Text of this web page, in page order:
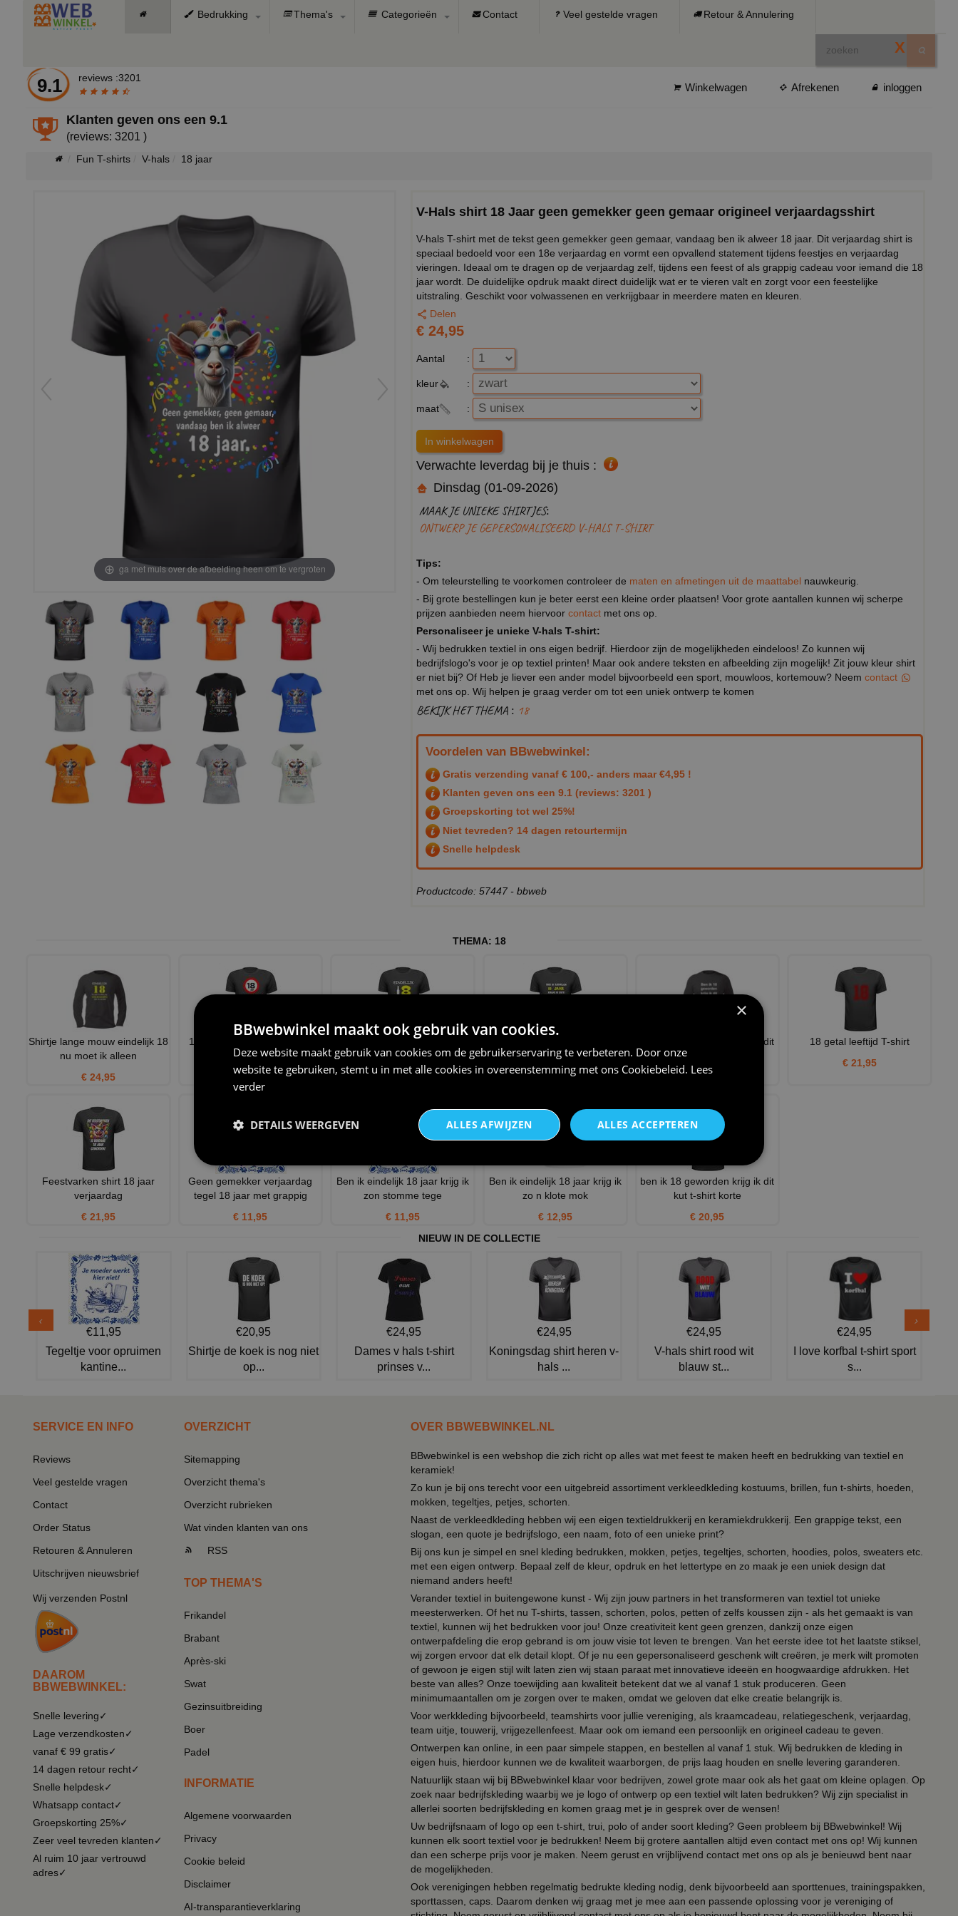
Bedrukking Thema's Categorieën Contact Veel gestelde vragen Retour & Annulering
X
9.1 reviews :3201
Winkelwagen Afrekenen inloggen
Klanten geven ons een9.1
(reviews: 3201 )
Fun T-shirts V-hals 18 jaar
ga met muis over de afbeelding heen om te vergroten
V-Hals shirt 18 Jaar geen gemekker geen gemaar origineel verjaardagsshirt
V-hals T-shirt met de tekst geen gemekker geen gemaar, vandaag ben ik alweer 18 jaar. Dit verjaardag shirt is
speciaal bedoeld voor een 18e verjaardag en vormt een opvallend statement tijdens feestjes en verjaardag
vieringen. Ideaal om te dragen op de verjaardag zelf, tijdens een feest of als grappig cadeau voor iemand die 18
jaar wordt. De duidelijke opdruk maakt direct duidelijk wat er te vieren valt en zorgt voor een feestelijke
uitstraling. Geschikt voor volwassenen en verkrijgbaar in meerdere maten en kleuren.
Delen
€ 24,95
Aantal :
kleur :
maat :
Verwachte leverdag bij je thuis :
Dinsdag (01-09-2026)
MAAK JE UNIEKE SHIRTJES:
ONTWERP JE GEPERSONALISEERD V-HALS T-SHIRT
Tips:
- Om teleurstelling te voorkomen controleer de maten en afmetingen uit de maattabel nauwkeurig.
- Bij grote bestellingen kun je beter eerst een kleine order plaatsen! Voor grote aantallen kunnen wij scherpe
prijzen aanbieden neem hiervoor contact met ons op.
Personaliseer je unieke V-hals T-shirt:
- Wij bedrukken textiel in ons eigen bedrijf. Hierdoor zijn de mogelijkheden eindeloos! Zo kunnen wij
bedrijfslogo's voor je op textiel printen! Maar ook andere teksten en afbeelding zijn mogelijk! Zit jouw kleur shirt
er niet bij? Of Heb je liever een ander model bijvoorbeeld een sport, mouwloos, kortemouw? Neem contact
met ons op. Wij helpen je graag verder om tot een uniek ontwerp te komen
BEKIJK HET THEMA : 18
Voordelen van BBwebwinkel:
Gratis verzending vanaf € 100,- anders maar €4,95 !
Klanten geven ons een 9.1 (reviews: 3201 )
Groepskorting tot wel 25%!
Niet tevreden? 14 dagen retourtermijn
Snelle helpdesk
Productcode: 57447 - bbweb
THEMA: 18
Shirtje lange mouw eindelijk 18
nu moet ik alleen
€ 24,95
18 jaar nu mag ik zuipen T-
shirt
€ 21,95
eindelijk 18 jaar dan mag een
biertje op zijn tijd
€ 20,95
zon grappig T-s
€ 20,95
ben ik 18 geworden krijg ik dit
kut t-shirt lange
€ 23,95
18 getal leeftijd T-shirt
€ 21,95
Feestvarken shirt 18 jaar
verjaardag
€ 21,95
Geen gemekker verjaardag
tegel 18 jaar met grappig
€ 11,95
Ben ik eindelijk 18 jaar krijg ik
zon stomme tege
€ 11,95
Ben ik eindelijk 18 jaar krijg ik
zo n klote mok
€ 12,95
ben ik 18 geworden krijg ik dit
kut t-shirt korte
€ 20,95
NIEUW IN DE COLLECTIE
€11,95
Tegeltje voor opruimen
kantine...
€20,95
Shirtje de koek is nog niet
op...
€24,95
Dames v hals t-shirt
prinses v...
€24,95
Koningsdag shirt heren v-
hals ...
€24,95
V-hals shirt rood wit
blauw st...
€24,95
I love korfbal t-shirt sport
s...
SERVICE EN INFO
Reviews
Veel gestelde vragen
Contact
Order Status
Retouren & Annuleren
Uitschrijven nieuwsbrief
Wij verzenden Postnl
DAAROM
BBWEBWINKEL:
Snelle levering✓
Lage verzendkosten✓
vanaf € 99 gratis✓
14 dagen retour recht✓
Snelle helpdesk✓
Whatsapp contact✓
Groepskorting 25%✓
Zeer veel tevreden klanten✓
Al ruim 10 jaar vertrouwd
adres✓
OVERZICHT
Sitemapping
Overzicht thema's
Overzicht rubrieken
Wat vinden klanten van ons
RSS
TOP THEMA'S
Frikandel
Brabant
Après-ski
Swat
Gezinsuitbreiding
Boer
Padel
INFORMATIE
Algemene voorwaarden
Privacy
Cookie beleid
Disclaimer
AI-transparantieverklaring
OVER BBWEBWINKEL.NL
BBwebwinkel is een webshop die zich richt op alles wat met feest te maken heeft en bedrukking van textiel en
keramiek!
Zo kun je bij ons terecht voor een uitgebreid assortiment verkleedkleding kostuums, brillen, fun t-shirts, hoeden,
mokken, tegeltjes, petjes, schorten.
Naast de verkleedkleding hebben wij een eigen textieldrukkerij en keramiekdrukkerij. Een grappige tekst, een
slogan, een quote je bedrijfslogo, een naam, foto of een unieke print?
Bij ons kun je simpel en snel kleding bedrukken, mokken, petjes, tegeltjes, schorten, hoodies, polos, sweaters etc.
met een eigen ontwerp. Bepaal zelf de kleur, opdruk en het lettertype en zo maak je een uniek design dat
niemand anders heeft!
Verander textiel in buitengewone kunst - Wij zijn jouw partners in het transformeren van textiel tot unieke
meesterwerken. Of het nu T-shirts, tassen, schorten, polos, petten of zelfs koussen zijn - als het gemaakt is van
textiel, kunnen wij het bedrukken voor jou! Onze creativiteit kent geen grenzen, dankzij onze eigen
ontwerpafdeling die erop gebrand is om jouw visie tot leven te brengen. Van het eerste idee tot het laatste stiksel,
wij zorgen ervoor dat elk detail klopt. Of je nu een gepersonaliseerd geschenk wilt creëren, je merk wilt promoten
of gewoon je eigen stijl wilt laten zien wij staan paraat met innovatieve ideeën en hoogwaardige afdrukken. Het
beste van alles? Onze toewijding aan kwaliteit betekent dat we al vanaf 1 stuk produceren. Geen
minimumaantallen om je zorgen over te maken, omdat we geloven dat elke creatie belangrijk is.
Voor werkkleding bijvoorbeeld, teamshirts voor jullie vereniging, als kraamcadeau, relatiegeschenk, verjaardag,
team uitje, touwerij, vrijgezellenfeest. Maar ook om iemand een persoonlijk en origineel cadeau te geven.
Ontwerpen kan online, in een paar simpele stappen, en bestellen al vanaf 1 stuk. Wij bedrukken de kleding in
eigen huis, hierdoor kunnen we de kwaliteit waarborgen, de prijs laag houden en snelle levering garanderen.
Natuurlijk staan wij bij BBwebwinkel klaar voor bedrijven, zowel grote maar ook als het gaat om kleine oplagen. Op
zoek naar bedrijfskleding waarbij we je logo of ontwerp op een textiel wilt laten bedrukken? Wij zijn specialist in
allerlei soorten bedrijfskleding en komen graag met je in gesprek over de wensen!
Uw bedrijfsnaam of logo op een t-shirt, trui, polo of ander soort kleding? Geen probleem bij BBwebwinkel! Wij
kunnen elk soort textiel voor je bedrukken! Neem bij grotere aantallen altijd even contact met ons op! Wij kunnen
dan een scherpe prijs voor je maken. Neem gerust en vrijblijvend contact met ons op als je benieuwd bent naar
de mogelijkheden.
Ook verenigingen hebben regelmatig bedrukte kleding nodig, denk bijvoorbeeld aan sporttenues, trainingspakken,
sporttassen, caps. Daarom denken wij graag met je mee aan een passende oplossing voor je vereniging of
×
BBwebwinkel maakt ook gebruik van cookies.
Deze website maakt gebruik van cookies om de gebruikerservaring te verbeteren. Door onze
website te gebruiken, stemt u in met alle cookies in overeenstemming met ons Cookiebeleid. Lees
verder
ALLES ACCEPTEREN
ALLES AFWIJZEN
DETAILS WEERGEVEN